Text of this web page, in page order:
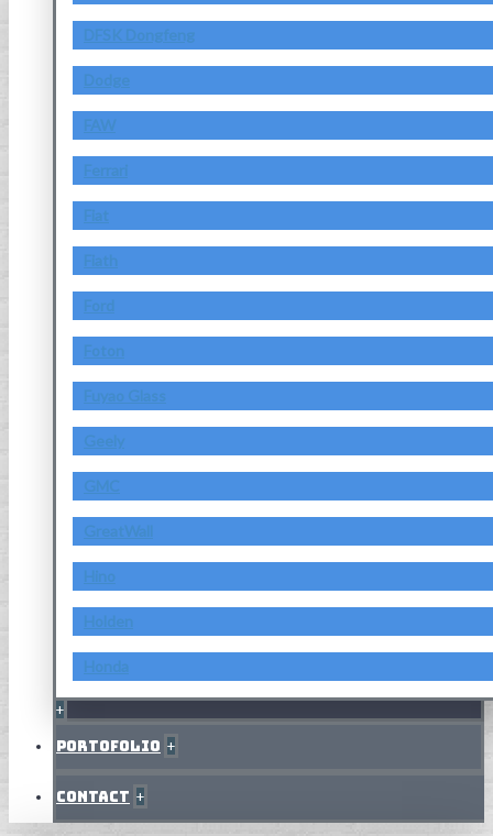
DFSK Dongfeng
Dodge
FAW
Ferrari
Fiat
Fiath
Ford
Foton
Fuyao Glass
Geely
GMC
GreatWall
Hino
Holden
Honda
+
Portofolio +
Contact +